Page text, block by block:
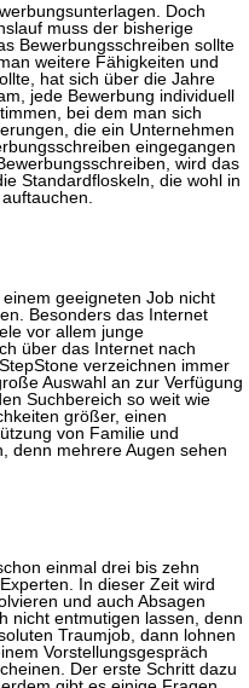
Doch
muss der bisherige
Bewerbungsschreiben sollte
weitere Fähigkeiten und
hat sich über die Jahre
jede Bewerbung individuell
bei dem man sich
die ein Unternehmen
eingegangen
wird das
Standardfloskeln, die wohl in
geeigneten Job nicht
Besonders das Internet
vor allem junge
über das Internet nach
verzeichnen immer
Auswahl an zur Verfügung
Suchbereich so weit wie
größer, einen
von Familie und
denn mehrere Augen sehen
einmal drei bis zehn
In dieser Zeit wird
und auch Absagen
nicht entmutigen lassen, denn
Traumjob, dann lohnen
Vorstellungsgespräch
Der erste Schritt dazu